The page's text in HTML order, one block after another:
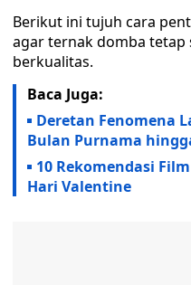
Berikut ini tujuh cara
agar ternak domba tetap
berkualitas.
Baca Juga:
Deretan Fenomena
Bulan Purnama
​10 Rekomendasi
Hari Valentine